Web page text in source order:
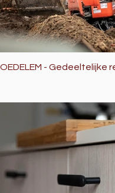
OEDELEM - Gedeeltelijke